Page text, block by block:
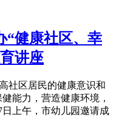
“健康社区、幸
讲座
社区居民的健康意识和
能力，营造健康环境，
上午，市幼儿园邀请成